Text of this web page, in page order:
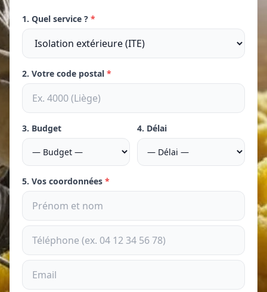
1. Quel service ? *
2. Votre code postal *
3. Budget 4. Délai
5. Vos coordonnées *